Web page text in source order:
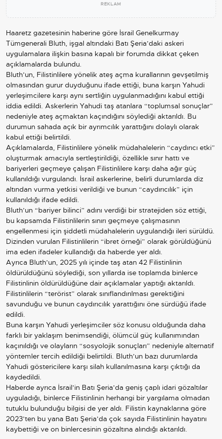
REKLAM
Haaretz gazetesinin haberine göre İsrail Genelkurmay
Tümgenerali Bluth, işgal altındaki Batı Şeria’daki askeri
uygulamalara ilişkin basına kapalı bir forumda dikkat çeken
açıklamalarda bulundu.
Bluth’un, Filistinlilere yönelik ateş açma kurallarının gevşetilmiş
olmasından gurur duyduğunu ifade ettiği, buna karşın Yahudi
yerleşimcilere karşı aynı sertliğin uygulanmadığını kabul ettiği
iddia edildi. Askerlerin Yahudi taş atanlara “toplumsal sonuçlar”
nedeniyle ateş açmaktan kaçındığını söylediği aktarıldı. Bu
durumun sahada açık bir ayrımcılık yarattığını dolaylı olarak
kabul ettiği belirtildi.
Açıklamalarda, Filistinlilere yönelik müdahalelerin “caydırıcı etki”
oluşturmak amacıyla sertleştirildiği, özellikle sınır hattı ve
bariyerleri geçmeye çalışan Filistinlilere karşı daha ağır güç
kullanıldığı vurgulandı. İsrail askerlerine, belirli durumlarda diz
altından vurma yetkisi verildiği ve bunun “caydırıcılık” için
kullanıldığı ifade edildi.
Bluth’un “bariyer bilinci” adını verdiği bir stratejiden söz ettiği,
bu kapsamda Filistinlilerin sınırı geçmeye çalışmasının
engellenmesi için şiddetli müdahalelerin uygulandığı ileri sürüldü.
Dizinden vurulan Filistinlilerin “ibret örneği” olarak görüldüğünü
ima eden ifadeler kullandığı da haberde yer aldı.
Ayrıca Bluth’un, 2025 yılı içinde taş atan 42 Filistinlinin
öldürüldüğünü söylediği, son yıllarda ise toplamda binlerce
Filistinlinin öldürüldüğüne dair açıklamalar yaptığı aktarıldı.
Filistinlilerin “terörist” olarak sınıflandırılması gerektiğini
savunduğu ve bunun caydırıcılık yarattığını öne sürdüğü ifade
edildi.
Buna karşın Yahudi yerleşimciler söz konusu olduğunda daha
farklı bir yaklaşım benimsendiği, ölümcül güç kullanımından
kaçınıldığı ve olayların “sosyolojik sonuçları” nedeniyle alternatif
yöntemler tercih edildiği belirtildi. Bluth’un bazı durumlarda
Yahudi göstericilere karşı silah kullanılmasına karşı çıktığı da
kaydedildi.
Haberde ayrıca İsrail’in Batı Şeria’da geniş çaplı idari gözaltılar
uyguladığı, binlerce Filistinlinin herhangi bir yargılama olmadan
tutuklu bulunduğu bilgisi de yer aldı. Filistin kaynaklarına göre
2023’ten bu yana Batı Şeria’da çok sayıda Filistinlinin hayatını
kaybettiği ve on binlercesinin gözaltına alındığı aktarıldı.